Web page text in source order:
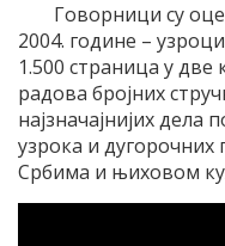
Говорници су
2004. године –
1.500 страница у две
радова бројних
најзначајнијих
узрока и
Србима и њиховом